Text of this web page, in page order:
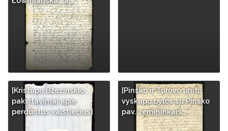
[Kristupo Bžezinskio
pakvitavimai apie
perduotus valstiečius]
[Pinsko ir Turovo unitų
vyskupo bylos su Pinsko
pav. žemininkais…